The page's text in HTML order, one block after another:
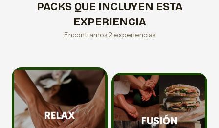
PACKS QUE INCLUYEN ESTA
EXPERIENCIA
Encontramos 2 experiencias